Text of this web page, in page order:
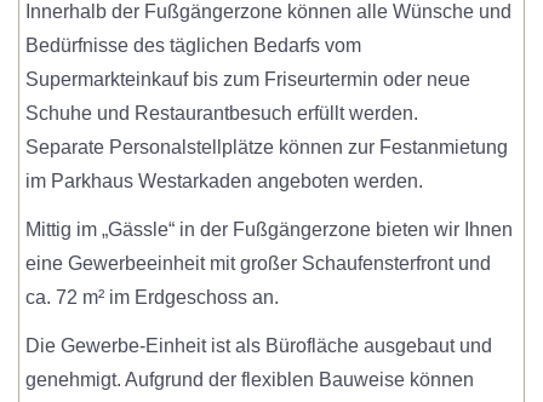
Innerhalb der Fußgängerzone können alle Wünsche und
Bedürfnisse des täglichen Bedarfs vom
Supermarkteinkauf bis zum Friseurtermin oder neue
Schuhe und Restaurantbesuch erfüllt werden.
Separate Personalstellplätze können zur Festanmietung
im Parkhaus Westarkaden angeboten werden.
Mittig im „Gässle“ in der Fußgängerzone bieten wir Ihnen
eine Gewerbeeinheit mit großer Schaufensterfront und
ca. 72 m² im Erdgeschoss an.
Die Gewerbe-Einheit ist als Bürofläche ausgebaut und
genehmigt. Aufgrund der flexiblen Bauweise können